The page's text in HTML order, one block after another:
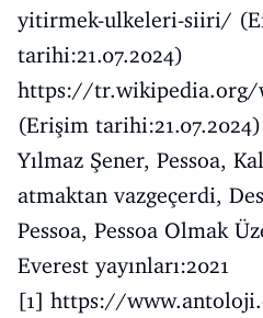
yitirmek-ulkeleri-siiri/
tarihi:21.07.2024)
https://tr.wikipedia.org/
(Erişim
Yılmaz Şener, Pessoa,
atmaktan vazgeçerdi,
Pessoa, Pessoa Olmak
Everest yayınları:2021
[1] https://